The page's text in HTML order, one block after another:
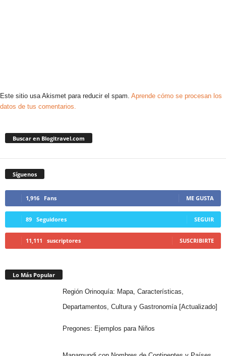
Este sitio usa Akismet para reducir el spam. Aprende cómo se procesan los
datos de tus comentarios.
Buscar en Blogitravel.com
Síguenos
1,916 Fans ME GUSTA
89 Seguidores SEGUIR
11,111 suscriptores SUSCRIBIRTE
Lo Más Popular
Región Orinoquía: Mapa, Características,
Departamentos, Cultura y Gastronomía [Actualizado]
Pregones: Ejemplos para Niños